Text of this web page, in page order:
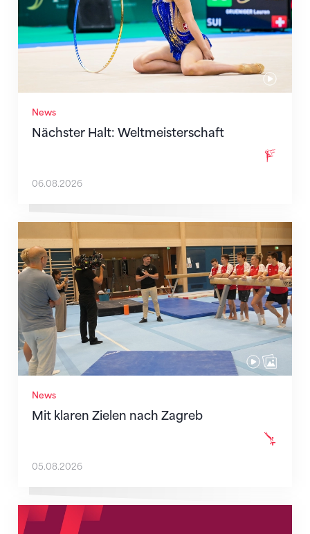
News
Nächster Halt: Weltmeisterschaft
06.08.2026
News
Mit klaren Zielen nach Zagreb
Mit klaren Zielen nach Zagreb
05.08.2026
Neue Empfangszeiten ab 1. August 2026